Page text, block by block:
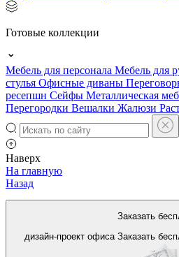
Готовые коллекции
Мебель для персонала Мебель для
стулья Офисные диваны
ресепшн Сейфы Металлическая
Перегородки Вешалки Жалюзи
Наверх
Заказать
дизайн-проект офиса Заказать
На главную
Назад
Офисная мебель
Балашиха